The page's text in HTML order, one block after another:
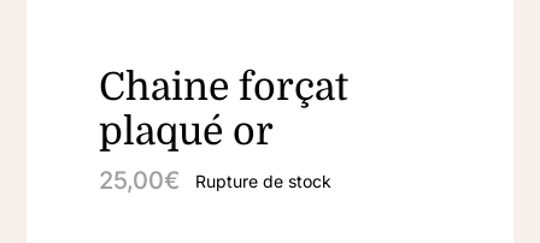
Chaine forçat
plaqué or
25,00€ Rupture de stock